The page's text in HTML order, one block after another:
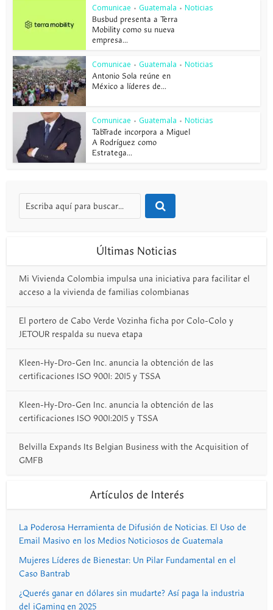
Comunicae • Guatemala • Noticias
Busbud presenta a Terra
Mobility como su nueva
empresa...
Comunicae • Guatemala • Noticias
Antonio Sola reúne en
México a líderes de...
Comunicae • Guatemala • Noticias
TabTrade incorpora a Miguel
A Rodríguez como
Estratega...
Últimas Noticias
Mi Vivienda Colombia impulsa una iniciativa para facilitar el
acceso a la vivienda de familias colombianas
El portero de Cabo Verde Vozinha ficha por Colo-Colo y
JETOUR respalda su nueva etapa
Kleen-Hy-Dro-Gen Inc. anuncia la obtención de las
certificaciones ISO 9001: 2015 y TSSA
Kleen-Hy-Dro-Gen Inc. anuncia la obtención de las
certificaciones ISO 9001:2015 y TSSA
Belvilla Expands Its Belgian Business with the Acquisition of
GMFB
Artículos de Interés
La Poderosa Herramienta de Difusión de Noticias. El Uso de
Email Masivo en los Medios Noticiosos de Guatemala
Mujeres Líderes de Bienestar: Un Pilar Fundamental en el
Caso Bantrab
¿Querés ganar en dólares sin mudarte? Así paga la industria
del iGaming en 2025